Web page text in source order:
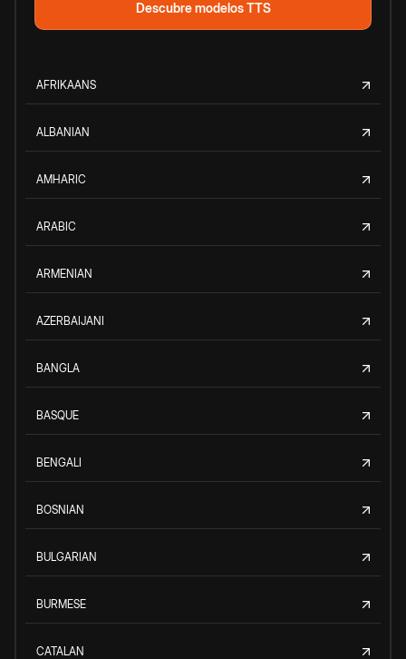
Descubre modelos TTS
AFRIKAANS
ALBANIAN
AMHARIC
ARABIC
ARMENIAN
AZERBAIJANI
BANGLA
BASQUE
BENGALI
BOSNIAN
BULGARIAN
BURMESE
CATALAN